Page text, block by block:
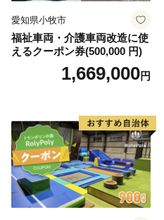
愛知県小牧市
福祉車両・介護車両改造に使
えるクーポン券(500,000 円)
1,669,000円